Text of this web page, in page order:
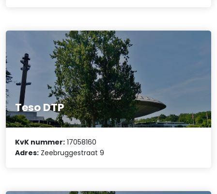
Teso DTP
KvK nummer: 17058160
Adres: Zeebruggestraat 9